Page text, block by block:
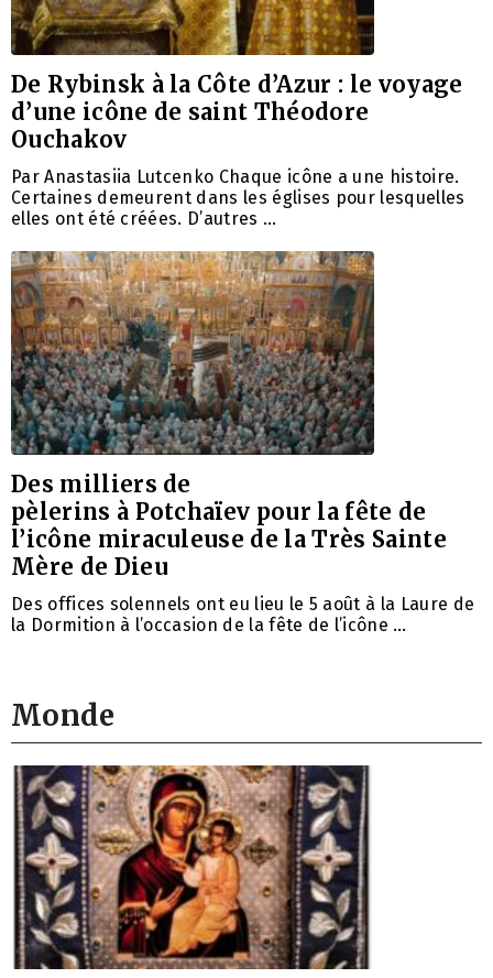
De Rybinsk à la Côte d’Azur : le voyage
d’une icône de saint Théodore
Ouchakov
Par Anastasiia Lutcenko Chaque icône a une histoire.
Certaines demeurent dans les églises pour lesquelles
elles ont été créées. D’autres …
Des milliers de
pèlerins à Potchaïev pour la fête de
l’icône miraculeuse de la Très Sainte
Mère de Dieu
Des offices solennels ont eu lieu le 5 août à la Laure de
la Dormition à l’occasion de la fête de l’icône …
Monde